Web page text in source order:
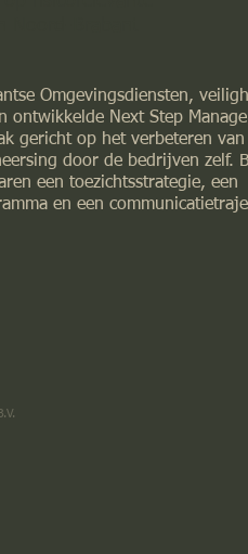
Omgevingsdiensten,
ontwikkelde Next Step
gericht op het verbeteren van
door de bedrijven zelf.
een toezichtsstrategie, een
en een